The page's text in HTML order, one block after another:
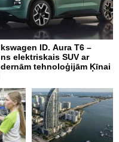
ID. Aura T6 –
elektriskais SUV ar
tehnoloģijām Ķīnai